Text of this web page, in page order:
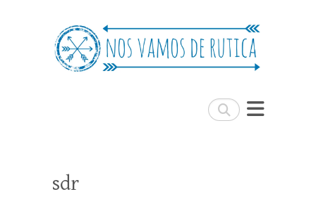
Buscar
Nos Vamos de Rutica
sdr